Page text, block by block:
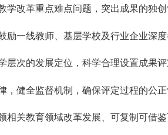
革重点难点问题，突出成果的独创
线教师、基层学校及行业企业深度
的发展定位，科学合理设置成果评
全监督机制，确保评定过程的公正
教育领域改革发展、可复制可借鉴